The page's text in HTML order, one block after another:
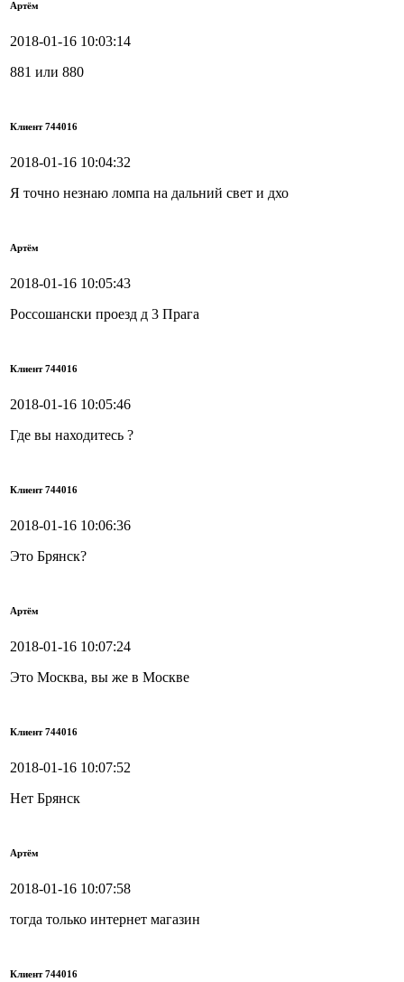
Артём
2018-01-16 10:03:14
881 или 880
Клиент 744016
2018-01-16 10:04:32
Я точно незнаю ломпа на дальний свет и дхо
Артём
2018-01-16 10:05:43
Россошански проезд д 3 Прага
Клиент 744016
2018-01-16 10:05:46
Где вы находитесь ?
Клиент 744016
2018-01-16 10:06:36
Это Брянск?
Артём
2018-01-16 10:07:24
Это Москва, вы же в Москве
Клиент 744016
2018-01-16 10:07:52
Нет Брянск
Артём
2018-01-16 10:07:58
тогда только интернет магазин
Клиент 744016